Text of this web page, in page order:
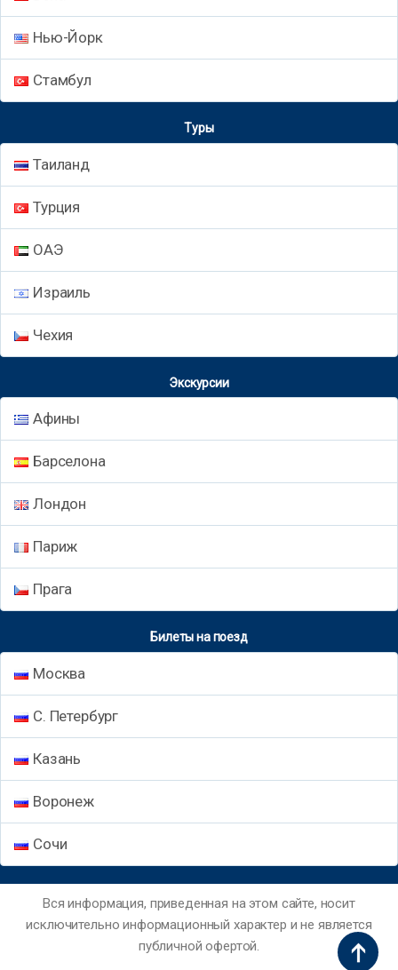
Нью-Йорк
Стамбул
Туры
Таиланд
Турция
ОАЭ
Израиль
Чехия
Экскурсии
Афины
Барселона
Лондон
Париж
Прага
Билеты на поезд
Москва
С. Петербург
Казань
Воронеж
Сочи
Вся информация, приведенная на этом сайте, носит
исключительно информационный характер и не является
публичной офертой.